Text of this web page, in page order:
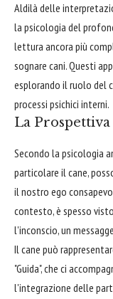
Aldilà delle
la psicologia del
lettura ancora più
sognare cani. Questi
esplorando il ruolo del
processi psichici interni.
La
Secondo la psicologia
particolare il cane,
il nostro ego
contesto, è spesso
l'inconscio, un
Il cane può
"Guida", che ci
l'integrazione delle